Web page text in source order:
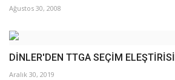
Ağustos 30, 2008
DİNLER'DEN TTGA SEÇİM ELEŞTİRİSİ
Aralık 30, 2019